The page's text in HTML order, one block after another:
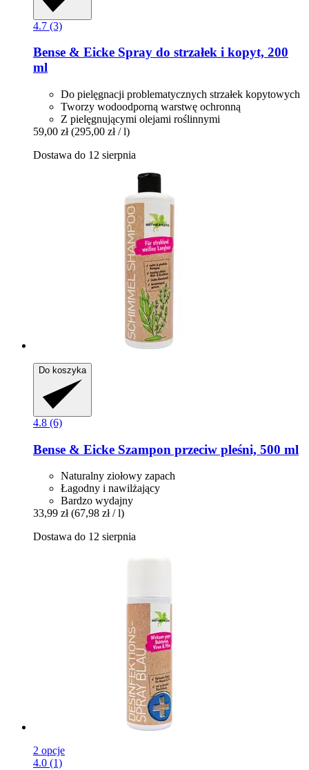
4.7 (3)
Bense & Eicke Spray do strzałek i kopyt, 200
ml
Do pielęgnacji problematycznych strzałek kopytowych
Tworzy wodoodporną warstwę ochronną
Z pielęgnującymi olejami roślinnymi
59,00 zł (295,00 zł / l)
Dostawa do 12 sierpnia
Do koszyka
4.8 (6)
Bense & Eicke Szampon przeciw pleśni, 500 ml
Naturalny ziołowy zapach
Łagodny i nawilżający
Bardzo wydajny
33,99 zł (67,98 zł / l)
Dostawa do 12 sierpnia
2 opcje
4.0 (1)